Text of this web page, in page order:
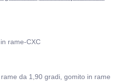
rame-CXC
da 1,90 gradi, gomito in rame